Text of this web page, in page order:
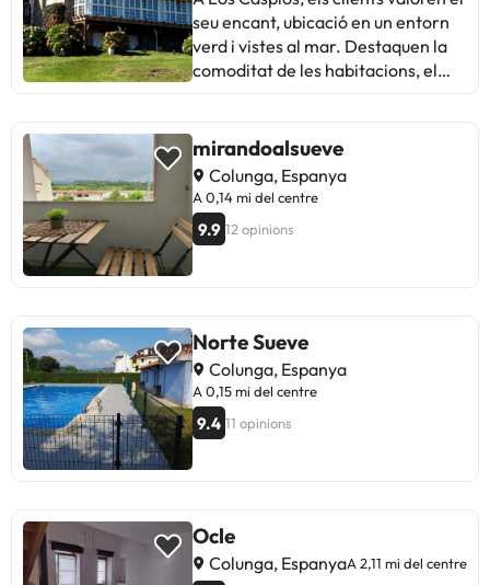
seu encant, ubicació en un entorn
verd i vistes al mar. Destaquen la
comoditat de les habitacions, el
esmenten la manca de restaurant
per sopar i l'horari de l'esmorzar,
però en general és un hotel
recomanable per gaudir d'uns dies
inoblidables en un ambient
opció 100% a considerar per a la
teva propera escapada!
mirandoalsueve
Colunga, Espanya
A 0,14 mi del centre
9.9 12 opinions
Norte Sueve
Colunga, Espanya
A 0,15 mi del centre
9.4 11 opinions
Ocle
Colunga, EspanyaA 2,11 mi del centre